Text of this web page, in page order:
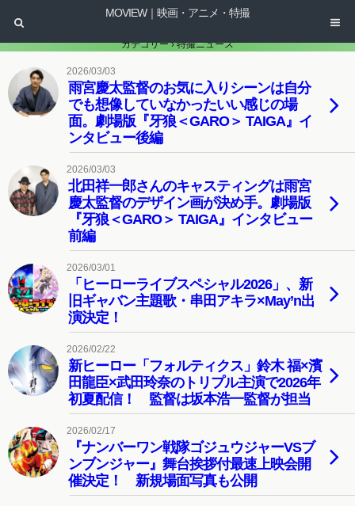
MOVIEW｜映画・アニメ・特撮
カテゴリー ›特撮ニュース
2026/03/03
雨宮慶太監督のお気に入りシーンは自分
でも想像していなかったいい感じの場
面。劇場版『牙狼＜GARO＞ TAIGA』イ
ンタビュー後編
2026/03/03
北田祥一郎さんのキャスティングは雨宮
慶太監督のデザイン画が決め手。劇場版
『牙狼＜GARO＞ TAIGA』インタビュー
前編
2026/03/01
「ヒーローライブスペシャル2026」、新
旧ギャバン主題歌・串田アキラ×May’n出
演決定！
2026/02/22
新ヒーロー「フォルティクス」鈴木 福×濱
田龍臣×武田玲奈のトリプル主演で2026年
初夏配信！ 監督は坂本浩一監督が担当
2026/02/17
『ナンバーワン戦隊ゴジュウジャーVSブ
ンブンジャー』舞台挨拶付最速上映会開
催決定！ 新規場面写真も公開